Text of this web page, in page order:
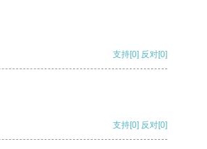
支持[0] 反对[0]
支持[0] 反对[0]